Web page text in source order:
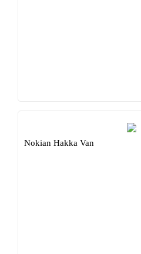
Nokian Hakka Van